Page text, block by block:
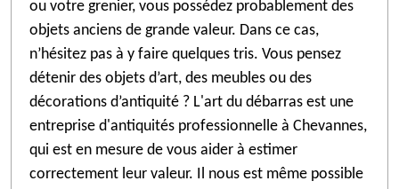
ou votre grenier, vous possédez probablement des
objets anciens de grande valeur. Dans ce cas,
n’hésitez pas à y faire quelques tris. Vous pensez
détenir des objets d’art, des meubles ou des
décorations d’antiquité ? L'art du débarras est une
entreprise d'antiquités professionnelle à Chevannes,
qui est en mesure de vous aider à estimer
correctement leur valeur. Il nous est même possible